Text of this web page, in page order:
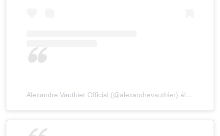
Alexandre Vauthier Official (@alexandrevauthier) által megosztott bejegyzés